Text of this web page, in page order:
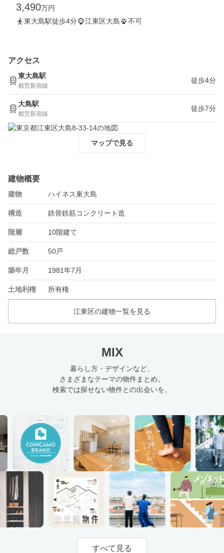
3,490万円
東大島駅徒歩4分
江東区大島 不可
アクセス
東大島駅
都営新宿線
徒歩4分
大島駅
都営新宿線
徒歩7分
マップで見る
建物概要
建物 ハイネス東大島
構造 鉄骨鉄筋コンクリート造
階層 10階建て
総戸数 50戸
築年月 1981年7月
土地利権 所有権
江東区の建物一覧を見る
MIX
暮らし方・デザインなど、
さまざまなテーマの物件まとめ。
検索では探せない物件との出会いを。
すべて見る